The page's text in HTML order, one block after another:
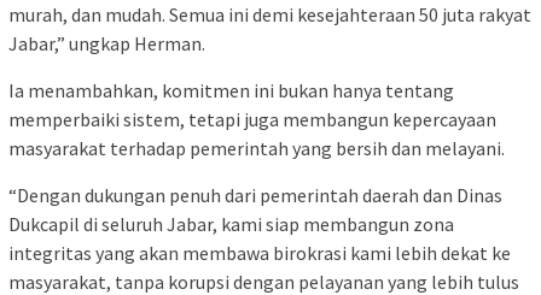
murah, dan mudah. Semua ini demi kesejahteraan 50 juta rakyat
Jabar,” ungkap Herman.
Ia menambahkan, komitmen ini bukan hanya tentang
memperbaiki sistem, tetapi juga membangun kepercayaan
masyarakat terhadap pemerintah yang bersih dan melayani.
“Dengan dukungan penuh dari pemerintah daerah dan Dinas
Dukcapil di seluruh Jabar, kami siap membangun zona
integritas yang akan membawa birokrasi kami lebih dekat ke
masyarakat, tanpa korupsi dengan pelayanan yang lebih tulus